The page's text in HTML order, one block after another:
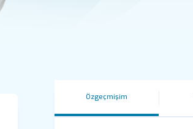
Özgeçmişim